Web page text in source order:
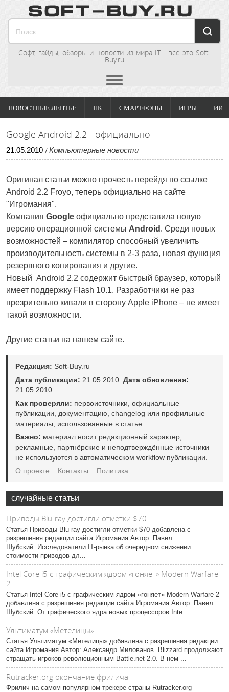
Софт, гайды, обзоры и новости из мира IT - все это Soft-
Buy.ru
НОВОСТНЫЕ ЛЕНТЫ: ПК СМАРТФОНЫ ИГРЫ ИИ
Google Android 2.2 - официально
21.05.2010 / Компьютерные новости
Оригинал статьи можно прочесть перейдя по ссылке
Android 2.2 Froyo, теперь официально на сайте
"Игромания".
Компания Google официально представила новую
версию операционной системы Android . Среди новых
возможностей – компилятор способный увеличить
производительность системы в 2-3 раза, новая функция
резервного копирования и другие.
Новый Android 2.2 содержит быстрый браузер, который
имеет поддержку Flash 10.1. Разработчики не раз
презрительно кивали в сторону Apple iPhone – не имеет
такой возможности.
Другие статьи на нашем сайте.
Редакция: Soft-Buy.ru
Дата публикации: 21.05.2010. Дата обновления:
21.05.2010.
Как проверяли: первоисточники, официальные
публикации, документацию, changelog или профильные
материалы, использованные в статье.
Важно: материал носит редакционный характер;
рекламные, партнёрские и неподтверждённые источники
не используются в автоматическом workflow публикации.
О проекте
Контакты Политика
случайные статьи
Приводы Blu-ray достигли отметки $70
Статья Приводы Blu-ray достигли отметки $70 добавлена с
разрешения редакции сайта Игромания.Автор: Павел
Шубский. Исследователи IT-рынка об очередном снижении
стоимости приводов дл...
Intel Core i5 с графическим ядром «гоняет» Modern Warfare
2
Статья Intel Core i5 с графическим ядром «гоняет» Modern Warfare 2
добавлена с разрешения редакции сайта Игромания.Автор: Павел
Шубский. От графического ядра новых процессоров Inte...
Ультиматум «Метелицы»
Статья Ультиматум «Метелицы» добавлена с разрешения редакции
сайта Игромания.Автор: Александр Милованов. Blizzard продолжают
стращать игроков революционным Battle.net 2.0. В нем ...
Rutracker.org окончание фрилича
Фрилич на самом популярном трекере страны Rutracker.org